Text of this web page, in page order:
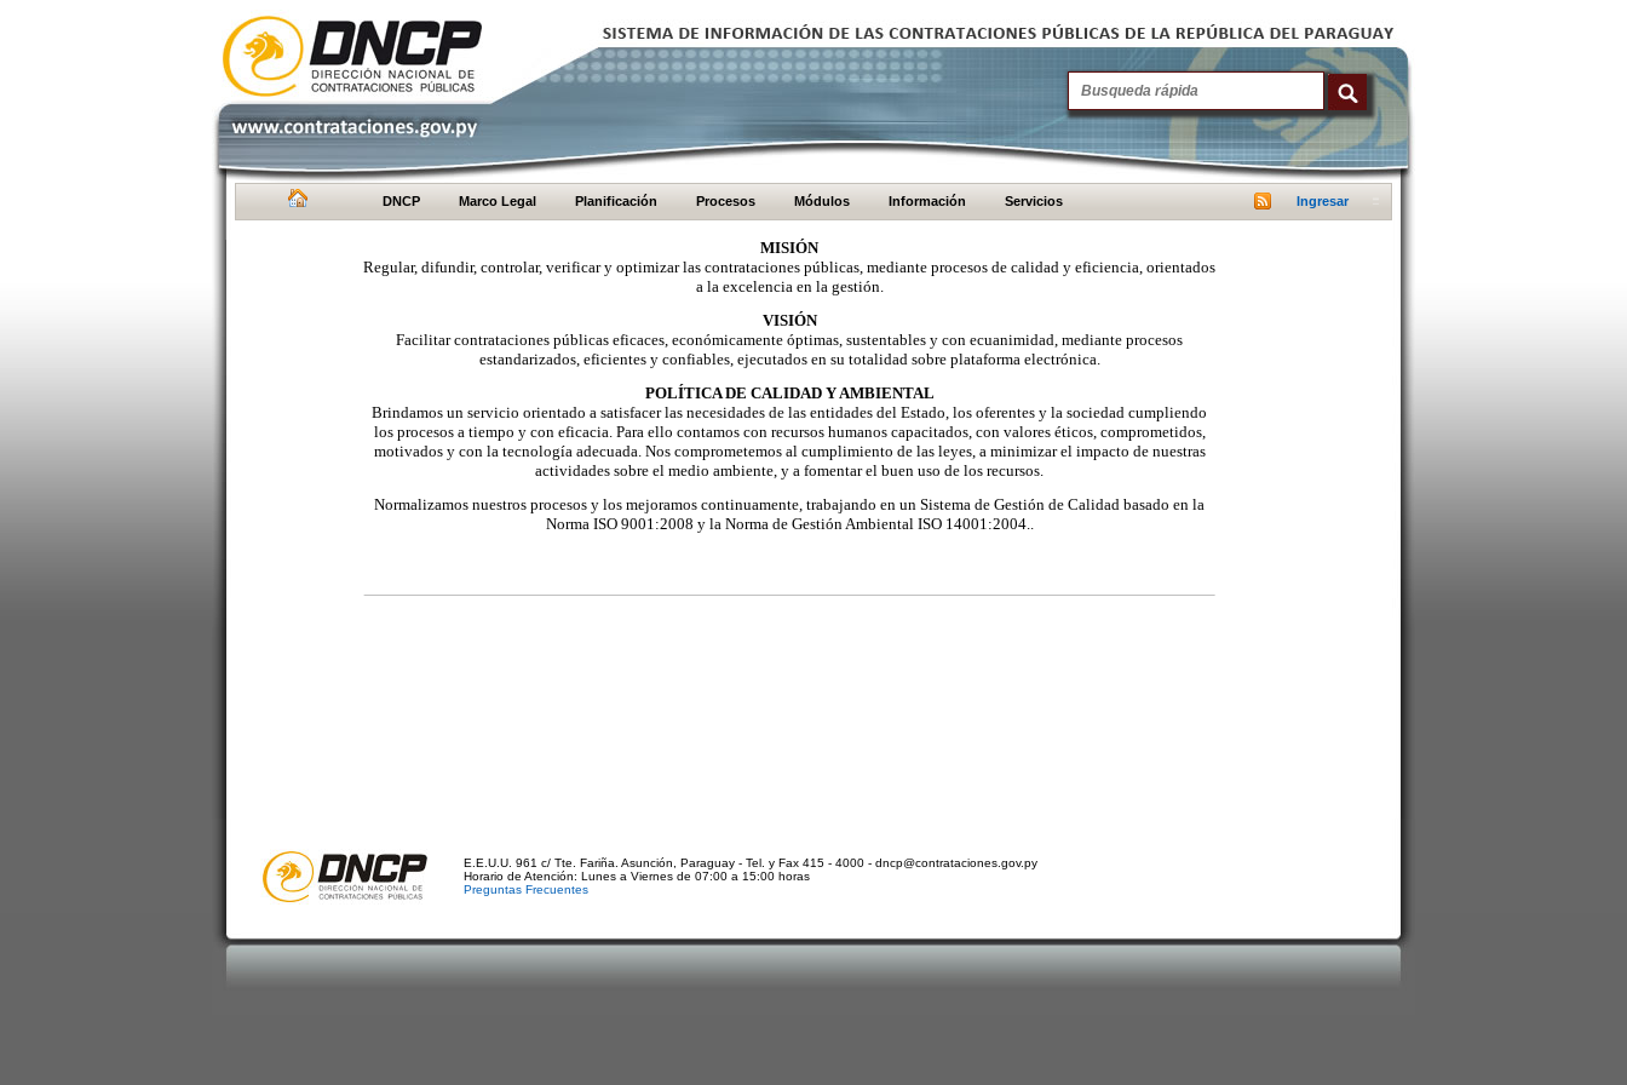
DNCP Marco Legal Planificación Procesos Módulos Información Servicios Ingresar
MISIÓN
Regular, difundir, controlar, verificar y optimizar las contrataciones públicas, mediante procesos de calidad y eficiencia, orientados
a la excelencia en la gestión.
VISIÓN
Facilitar contrataciones públicas eficaces, económicamente óptimas, sustentables y con ecuanimidad, mediante procesos
estandarizados, eficientes y confiables, ejecutados en su totalidad sobre plataforma electrónica.
POLÍTICA DE CALIDAD Y AMBIENTAL
Brindamos un servicio orientado a satisfacer las necesidades de las entidades del Estado, los oferentes y la sociedad cumpliendo
los procesos a tiempo y con eficacia. Para ello contamos con recursos humanos capacitados, con valores éticos, comprometidos,
motivados y con la tecnología adecuada. Nos comprometemos al cumplimiento de las leyes, a minimizar el impacto de nuestras
actividades sobre el medio ambiente, y a fomentar el buen uso de los recursos.
Normalizamos nuestros procesos y los mejoramos continuamente, trabajando en un Sistema de Gestión de Calidad basado en la
Norma ISO 9001:2008 y la Norma de Gestión Ambiental ISO 14001:2004..
E.E.U.U. 961 c/ Tte. Fariña. Asunción, Paraguay - Tel. y Fax 415 - 4000 - dncp@contrataciones.gov.py
Horario de Atención: Lunes a Viernes de 07:00 a 15:00 horas
Preguntas Frecuentes